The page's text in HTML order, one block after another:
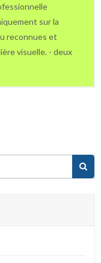
sur la
reconnues et
visuelle. - deux